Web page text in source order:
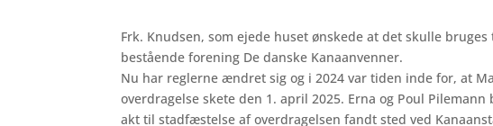
Frk. Knudsen, som ejede huset ønskede at det skulle
bestående forening De danske Kanaanvenner.
Nu har reglerne ændret sig og i 2024 var tiden inde for, at
overdragelse skete den 1. april 2025. Erna og Poul
akt til stadfæstelse af overdragelsen fandt sted ved